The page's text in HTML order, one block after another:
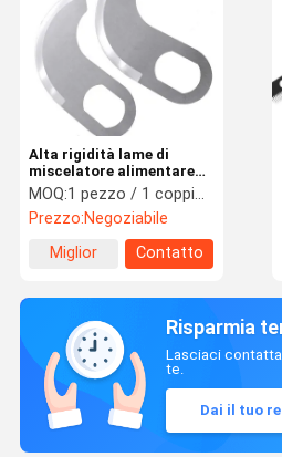
Alta rigidità lame di
miscelatore alimentare
lame di macinazione di
carne resistenza
all'usura
MOQ:1 pezzo / 1 coppia / 1 set
Prezzo:Negoziabile
Miglior
Contatto
Risparmia
Lasciaci
te.
Dai il tuo